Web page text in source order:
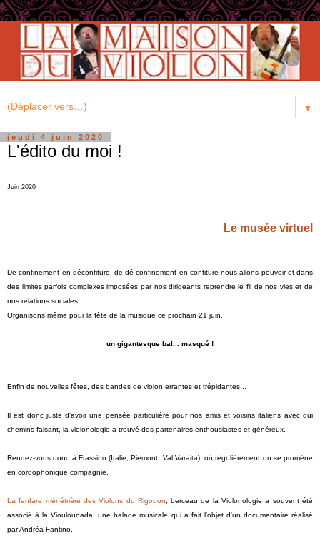
▼
jeudi 4 juin 2020
L'édito du moi !
Juin 2020
Le musée virtuel
De confinement en déconfiture, de dé-confinement en confiture nous allons pouvoir et dans
des limites parfois complexes imposées par nos dirigeants reprendre le fil de nos vies et de
nos relations sociales...
Organisons même pour la fête de la musique ce prochain 21 juin,
un gigantesque bal... masqué !
Enfin de nouvelles fêtes, des bandes de violon errantes et trépidantes...
Il est donc juste d'avoir une pensée particulière pour nos amis et voisins italiens avec qui
chemins faisant, la violonologie a trouvé des partenaires enthousiastes et généreux.
Rendez-vous donc à Frassino (Italie, Piemont, Val Varaita), où régulièrement on se promène
en cordophonique compagnie.
La fanfare ménétrière des Violons du Rigodon , berceau de la Violonologie a souvent été
associé à la Vioulounada, une balade musicale qui a fait l'objet d'un documentaire réalisé
par Andréa Fantino.